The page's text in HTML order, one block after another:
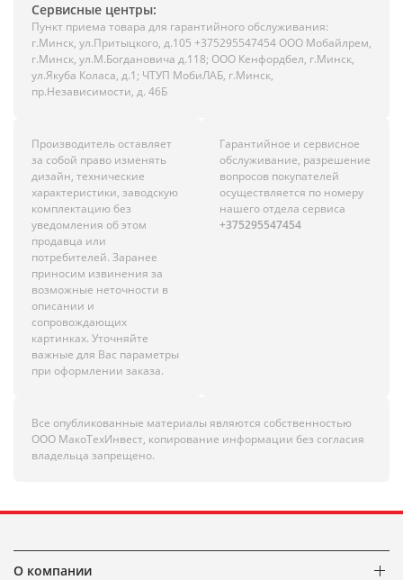
Сервисные центры:
Пункт приема товара для гарантийного обслуживания:
г.Минск, ул.Притыцкого, д.105 +375295547454 ООО Мобайлрем,
г.Минск, ул.М.Богдановича д.118; ООО Кенфордбел, г.Минск,
ул.Якуба Коласа, д.1; ЧТУП МобиЛАБ, г.Минск,
пр.Независимости, д. 46Б
Производитель оставляет
за собой право изменять
дизайн, технические
характеристики, заводскую
комплектацию без
уведомления об этом
продавца или
потребителей. Заранее
приносим извинения за
возможные неточности в
описании и
сопровождающих
картинках. Уточняйте
важные для Вас параметры
при оформлении заказа.
Гарантийное и сервисное
обслуживание, разрешение
вопросов покупателей
осуществляется по номеру
нашего отдела сервиса
+375295547454
Все опубликованные материалы являются собственностью
ООО МакоТехИнвест, копирование информации без согласия
владельца запрещено.
О компании